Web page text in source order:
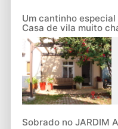
Um cantinho
Casa de vila muito
Sobrado no JARDIM